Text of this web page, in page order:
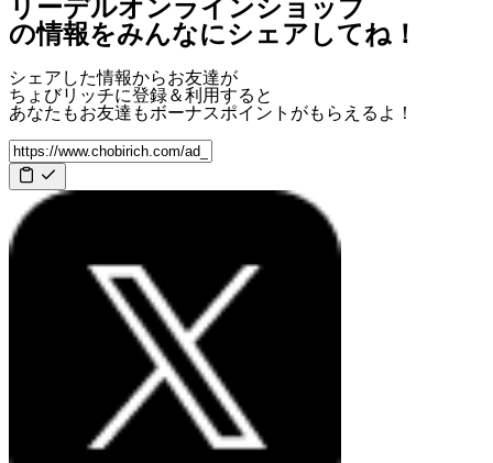
リーデルオンラインショップ
の情報をみんなにシェアしてね！
シェアした情報からお友達が
ちょびリッチに登録＆利用すると
あなたもお友達もボーナスポイント がもらえるよ！